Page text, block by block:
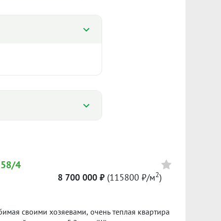
%
4
8 700 000 ₽ (115800 ₽/м2)
своими хозяевами, очень теплая квартира